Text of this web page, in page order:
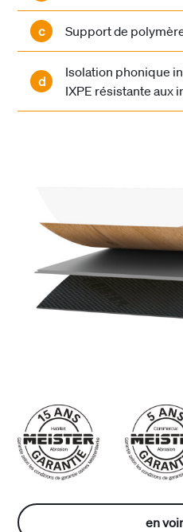
c Support de
d
Isolation phonique
IXPE résistante aux
en